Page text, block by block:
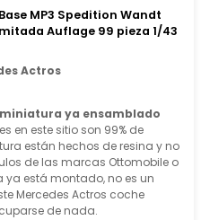
MP3 Spedition Wandt
Auflage 99 pieza 1/43
Actros
ya ensamblado
en este sitio son 99% de
están hechos de resina y no
de las marcas Ottomobile o
ya está montado, no es un
Mercedes Actros coche
de nada.